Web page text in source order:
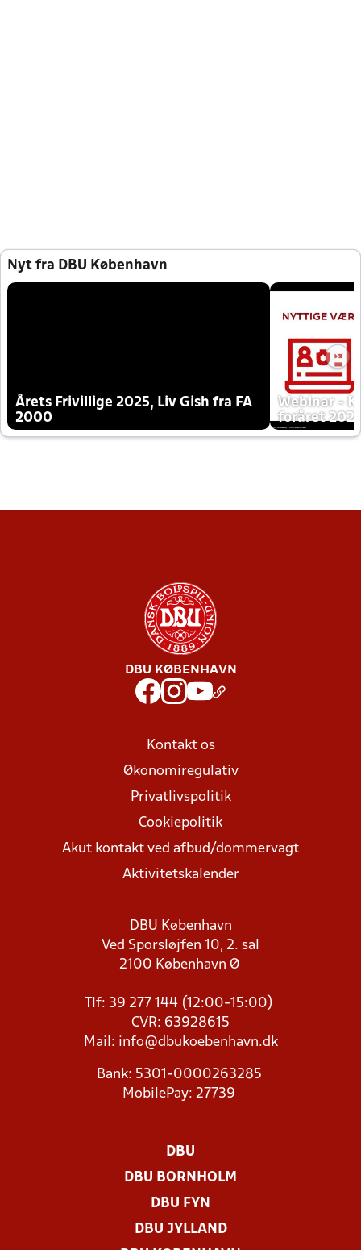
Nyt fra DBU København
Årets Frivillige 2025, Liv Gish fra FA
2000
Webinar -
foråret
DBU KØBENHAVN
Kontakt os
Økonomiregulativ
Privatlivspolitik
Cookiepolitik
Akut kontakt ved afbud/dommervagt
Aktivitetskalender
DBU København
Ved Sporsløjfen 10, 2. sal
2100 København Ø
Tlf: 39 277 144 (12:00-15:00)
CVR: 63928615
Mail: info@dbukoebenhavn.dk
Bank: 5301-0000263285
MobilePay: 27739
DBU
DBU BORNHOLM
DBU FYN
DBU JYLLAND